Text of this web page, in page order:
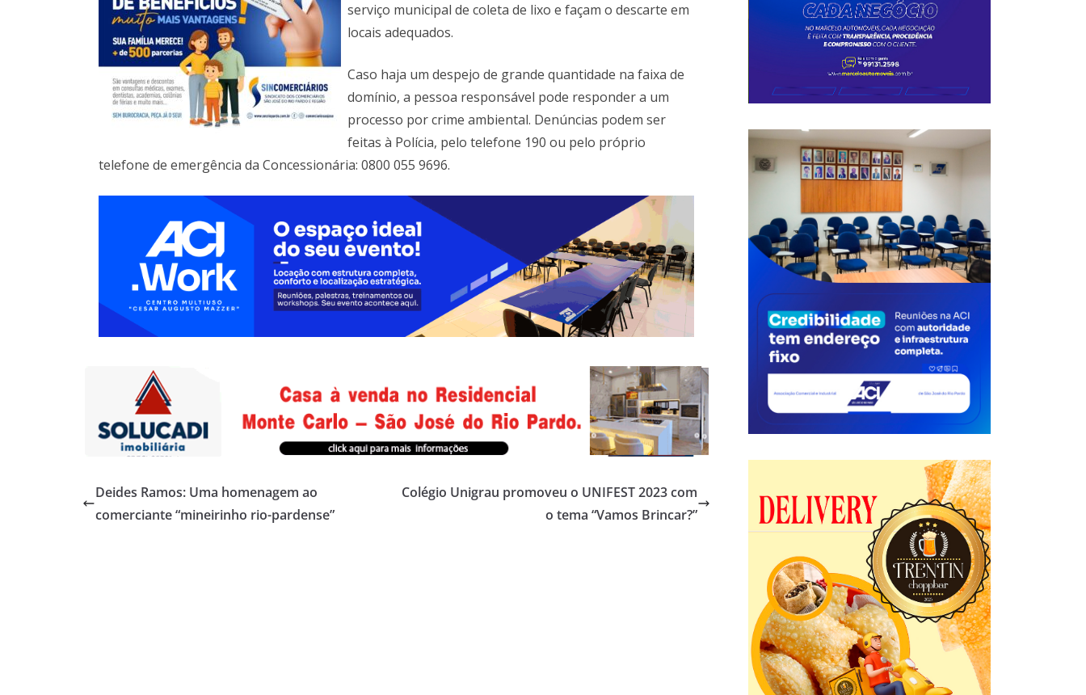
serviço municipal de coleta de lixo e façam o descarte em
locais adequados.
Caso haja um despejo de grande quantidade na faixa de
domínio, a pessoa responsável pode responder a um
processo por crime ambiental. Denúncias podem ser
feitas à Polícia, pelo telefone 190 ou pelo próprio
telefone de emergência da Concessionária: 0800 055 9696.
Deides Ramos: Uma homenagem ao
comerciante “mineirinho rio-pardense”
Colégio Unigrau promoveu o UNIFEST 2023 com
o tema “Vamos Brincar?”